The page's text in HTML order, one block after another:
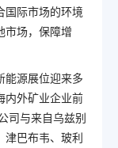
国际市场的环境
市场，保障增
能源展位迎来多
内外矿业企业前
司与来自乌兹别
津巴布韦、玻利